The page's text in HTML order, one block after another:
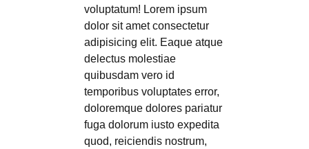
voluptatum! Lorem ipsum
dolor sit amet consectetur
adipisicing elit. Eaque atque
delectus molestiae
quibusdam vero id
temporibus voluptates error,
doloremque dolores pariatur
fuga dolorum iusto expedita
quod, reiciendis nostrum,